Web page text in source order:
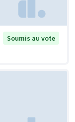
Soumis au vote